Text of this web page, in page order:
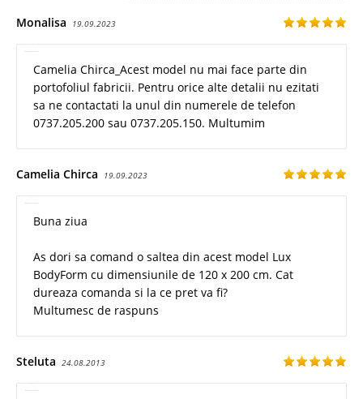
Monalisa 19.09.2023
Camelia Chirca_Acest model nu mai face parte din
portofoliul fabricii. Pentru orice alte detalii nu ezitati
sa ne contactati la unul din numerele de telefon
0737.205.200 sau 0737.205.150. Multumim
Camelia Chirca 19.09.2023
Buna ziua
As dori sa comand o saltea din acest model Lux
BodyForm cu dimensiunile de 120 x 200 cm. Cat
dureaza comanda si la ce pret va fi?
Multumesc de raspuns
Steluta 24.08.2013